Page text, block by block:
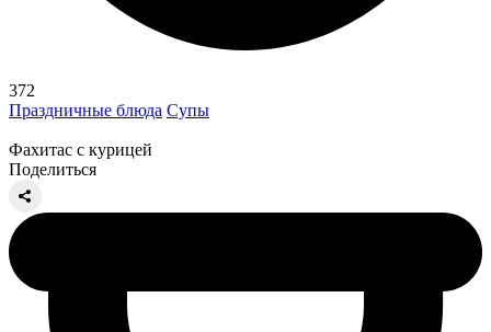
372
Праздничные блюда Супы
Фахитас с курицей
Поделиться